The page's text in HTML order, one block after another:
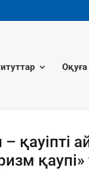
Оқуға
– қауіпті